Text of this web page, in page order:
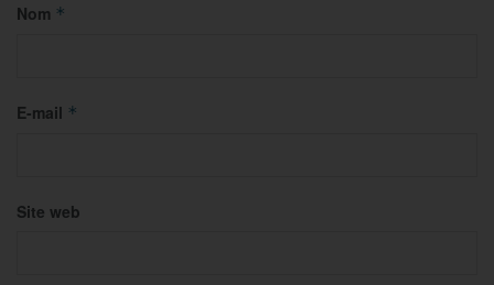
Nom *
E-mail *
Site web